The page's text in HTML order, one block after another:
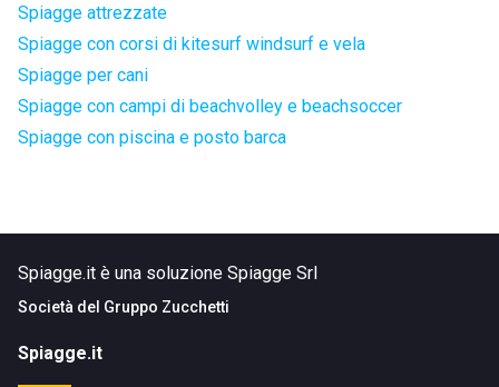
Spiagge attrezzate
Spiagge con corsi di kitesurf windsurf e vela
Spiagge per cani
Spiagge con campi di beachvolley e beachsoccer
Spiagge con piscina e posto barca
Spiagge.it è una soluzione Spiagge Srl
Società del Gruppo Zucchetti
Spiagge.it